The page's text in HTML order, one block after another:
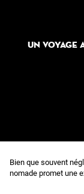
UN VOYAGE
Bien que souvent
nomade promet une